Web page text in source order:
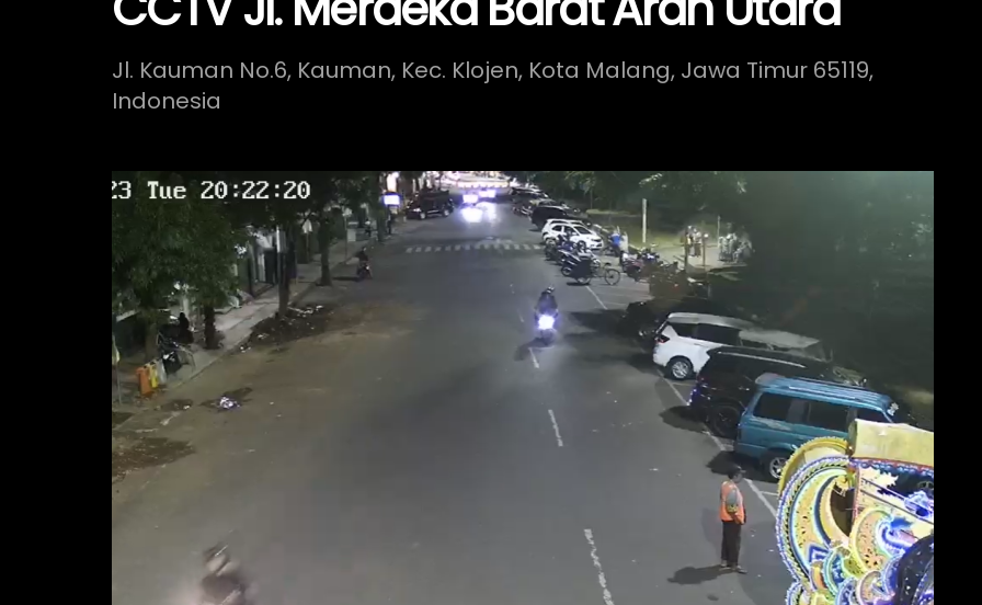
Jl. Kauman No.6, Kauman, Kec. Klojen, Kota Malang, Jawa Timur 65119,
Indonesia